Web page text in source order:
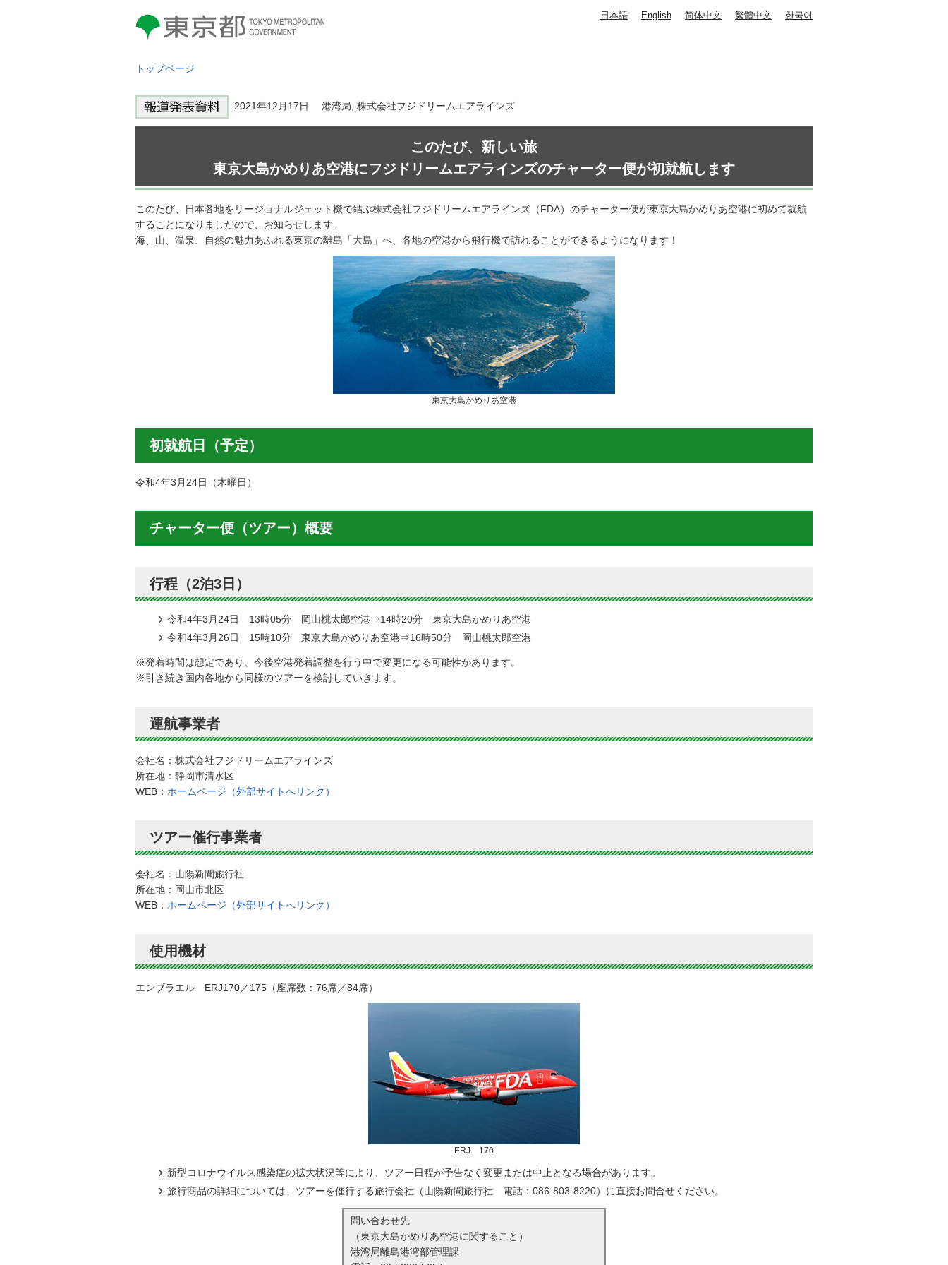
東京都 TOKYO METROPOLITAN
GOVERNMENT
日本語 English 简体中文 繁體中文 한국어
トップページ
2021年12月17日 港湾局, 株式会社フジドリームエアラインズ
このたび、新しい旅
東京大島かめりあ空港にフジドリームエアラインズのチャーター便が初就航します
このたび、日本各地をリージョナルジェット機で結ぶ株式会社フジドリームエアラインズ（FDA）のチャーター便が東京大島かめりあ空港に初めて就航
することになりましたので、お知らせします。
海、山、温泉、自然の魅力あふれる東京の離島「大島」へ、各地の空港から飛行機で訪れることができるようになります！
東京大島かめりあ空港
初就航日（予定）
令和4年3月24日（木曜日）
チャーター便（ツアー）概要
行程（2泊3日）
令和4年3月24日 13時05分 岡山桃太郎空港⇒14時20分 東京大島かめりあ空港
令和4年3月26日 15時10分 東京大島かめりあ空港⇒16時50分 岡山桃太郎空港
※発着時間は想定であり、今後空港発着調整を行う中で変更になる可能性があります。
※引き続き国内各地から同様のツアーを検討していきます。
運航事業者
会社名：株式会社フジドリームエアラインズ
所在地：静岡市清水区
WEB： ホームページ（外部サイトへリンク）
ツアー催行事業者
会社名：山陽新聞旅行社
所在地：岡山市北区
WEB： ホームページ（外部サイトへリンク）
使用機材
エンブラエル ERJ170／175（座席数：76席／84席）
ERJ 170
新型コロナウイルス感染症の拡大状況等により、ツアー日程が予告なく変更または中止となる場合があります。
旅行商品の詳細については、ツアーを催行する旅行会社（山陽新聞旅行社 電話： 086-803-8220）に直接お問合せください。
問い合わせ先
（東京大島かめりあ空港に関すること）
港湾局離島港湾部管理課